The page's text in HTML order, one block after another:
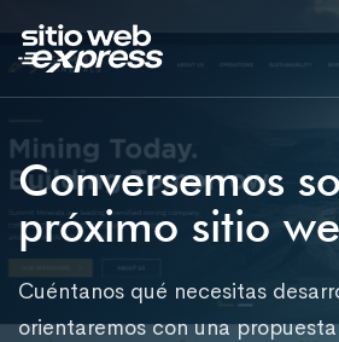
Conversemos
próximo sitio
Cuéntanos qué necesitas
orientaremos con una